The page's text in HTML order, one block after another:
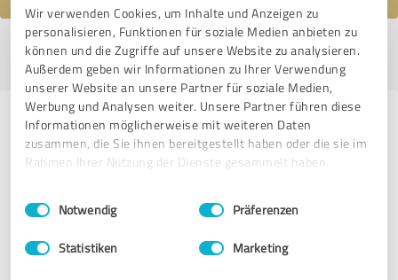
Wir verwenden Cookies, um Inhalte und Anzeigen zu
personalisieren, Funktionen für soziale Medien anbieten zu
können und die Zugriffe auf unsere Website zu analysieren.
Außerdem geben wir Informationen zu Ihrer Verwendung
unserer Website an unsere Partner für soziale Medien,
Werbung und Analysen weiter. Unsere Partner führen diese
Informationen möglicherweise mit weiteren Daten
zusammen, die Sie ihnen bereitgestellt haben oder die sie im
Rahmen Ihrer Nutzung der Dienste gesammelt haben.
Impressum Datenschutzbestimmungen
Einwilligungsauswahl
Notwendig Präferenzen
Statistiken Marketing
Profil aktiv seit 27.10.2016 |Letzte Aktualisierung: 05.06.2020|Profil
melden
Erfahrungen zu weiteren
Anbietern aus dem Bereich IT-
AMETRAS vision GmbH